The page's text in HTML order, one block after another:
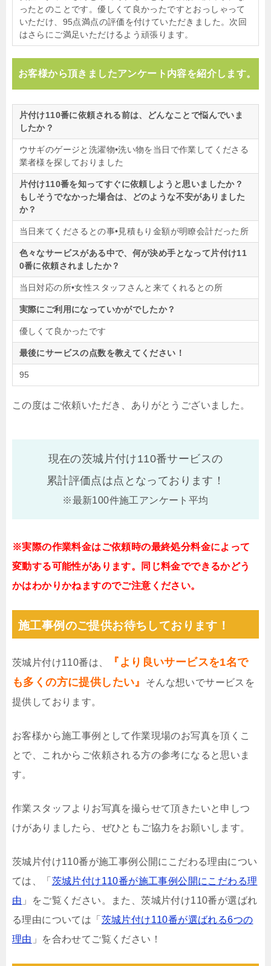
ったとのことです。優しくて良かったですとおっしゃって
いただけ、95点満点の評価を付けていただきました。次回
はさらにご満足いただけるよう頑張ります。
お客様から頂きましたアンケート内容を紹介します。
片付け110番に依頼される前は、どんなことで悩んでいま
したか？
ウサギのゲージと洗濯物•洗い物を当日で作業してくださる
業者様を探しておりました
片付け110番を知ってすぐに依頼しようと思いましたか？
もしそうでなかった場合は、どのような不安がありました
か？
当日来てくださるとの事•見積もり金額が明瞭会計だった所
色々なサービスがある中で、何が決め手となって片付け11
0番に依頼されましたか？
当日対応の所•女性スタッフさんと来てくれるとの所
実際にご利用になっていかがでしたか？
優しくて良かったです
最後にサービスの点数を教えてください！
95
この度はご依頼いただき、ありがとうございました。
現在の茨城片付け110番サービスの
累計評価点は点となっております！
※最新100件施工アンケート平均
※実際の作業料金はご依頼時の最終処分料金によって
変動する可能性があります。同じ料金でできるかどう
かはわかりかねますのでご注意ください。
施工事例のご提供お待ちしております！
茨城片付け110番は、
『より良いサービスを1名で
も多くの方に提供したい』
そんな想いでサービスを
提供しております。
お客様から施工事例として作業現場のお写真を頂くこ
とで、これからご依頼される方の参考になると思いま
す。
作業スタッフよりお写真を撮らせて頂きたいと申しつ
けがありましたら、ぜひともご協力をお願いします。
茨城片付け110番が施工事例公開にこだわる理由につい
ては、「 茨城片付け110番が施工事例公開にこだわる理
由 」をご覧ください。また、茨城片付け110番が選ばれ
る理由については「 茨城片付け110番が選ばれる6つの
理由 」を合わせてご覧ください！